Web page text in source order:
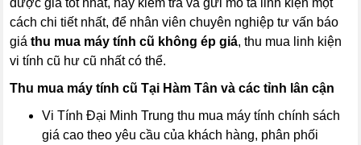
cách chi tiết nhất, để nhân viên chuyên nghiệp tư vấn báo
giáthu mua máy tính cũ không ép giá, thu mua linh kiện
vi tính cũ hư cũ nhất có thể.
Thu mua máy tính cũ Tại Hàm Tân và các tỉnh lân cận
Vi Tính Đại Minh Trung thu mua máy tính chính sách
giá cao theo yêu cầu của khách hàng, phân phối